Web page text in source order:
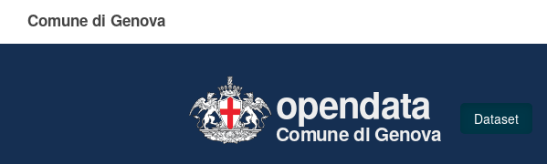
Comune di Genova
opendata
Comune di Genova
Dataset